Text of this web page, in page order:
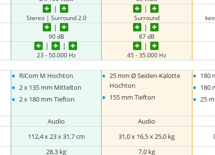
Stereo | Surround 2.0 Surround
90 dB 87 dB
23 - 50.000 Hz 45 - 35.000 Hz
• RiCom M Hochton
• 2 x 135 mm Mittelton
• 2 x 180 mm Tiefton
• 25 mm Ø Seiden-Kalotte
Hochton
• 155 mm Tiefton
• 180
• 180
• 25
Audio Audio
112,4 x 23 x 31,7 cm 31,0 x 16,5 x 25,0 kg
28,3 kg 7,0 kg